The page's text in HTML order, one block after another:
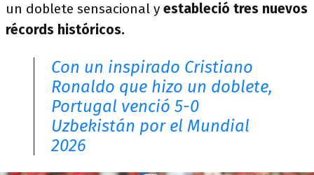
un doblete sensacional y estableció tres nuevos
récords históricos.
Con un inspirado Cristiano
Ronaldo que hizo un doblete,
Portugal venció 5-0
Uzbekistán por el Mundial
2026